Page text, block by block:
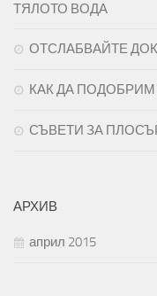
ТЯЛОТО ВОДА
ОТСЛАБВАЙТЕ
КАК ДА
СЪВЕТИ ЗА
АРХИВ
април 2015